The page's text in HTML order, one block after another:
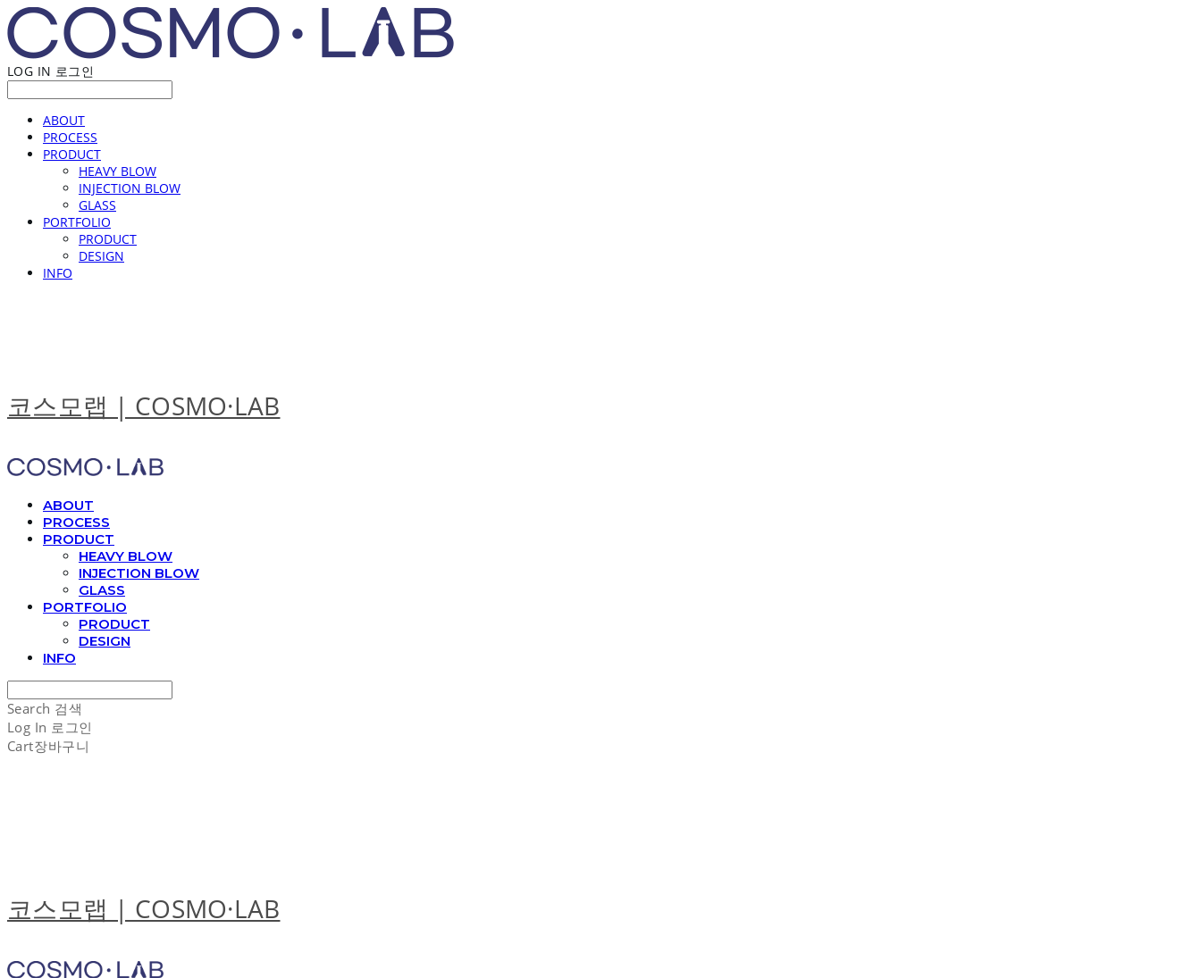
LOG IN 로그인
ABOUT
PROCESS
PRODUCT
HEAVY BLOW
INJECTION BLOW
GLASS
PORTFOLIO
PRODUCT
DESIGN
INFO
코스모랩 | COSMO·LAB
ABOUT
PROCESS
PRODUCT
HEAVY BLOW
INJECTION BLOW
GLASS
PORTFOLIO
PRODUCT
DESIGN
INFO
Search 검색
Log In 로그인
Cart장바구니
코스모랩 | COSMO·LAB